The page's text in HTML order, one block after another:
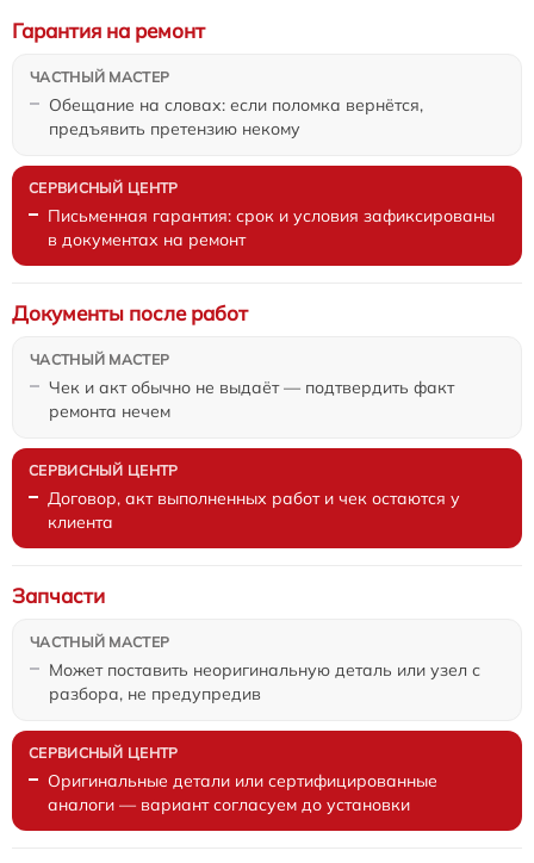
Обещание на словах: если поломка вернётся,
предъявить претензию некому
Гарантия на ремонт
Письменная гарантия: срок и условия зафиксированы
в документах на ремонт
Чек и акт обычно не выдаёт — подтвердить факт
ремонта нечем
Документы после работ
Договор, акт выполненных работ и чек остаются у
клиента
Может поставить неоригинальную деталь или узел с
разбора, не предупредив
Запчасти
Оригинальные детали или сертифицированные
аналоги — вариант согласуем до установки